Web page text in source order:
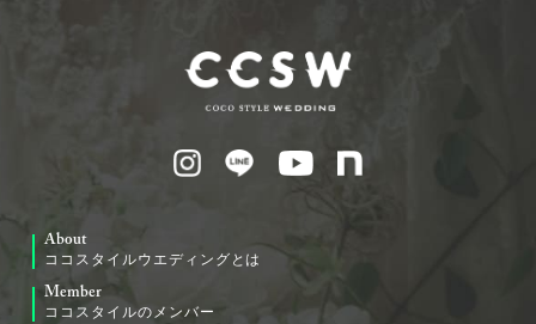
About
ココスタイルウエディングとは
Member
ココスタイルのメンバー